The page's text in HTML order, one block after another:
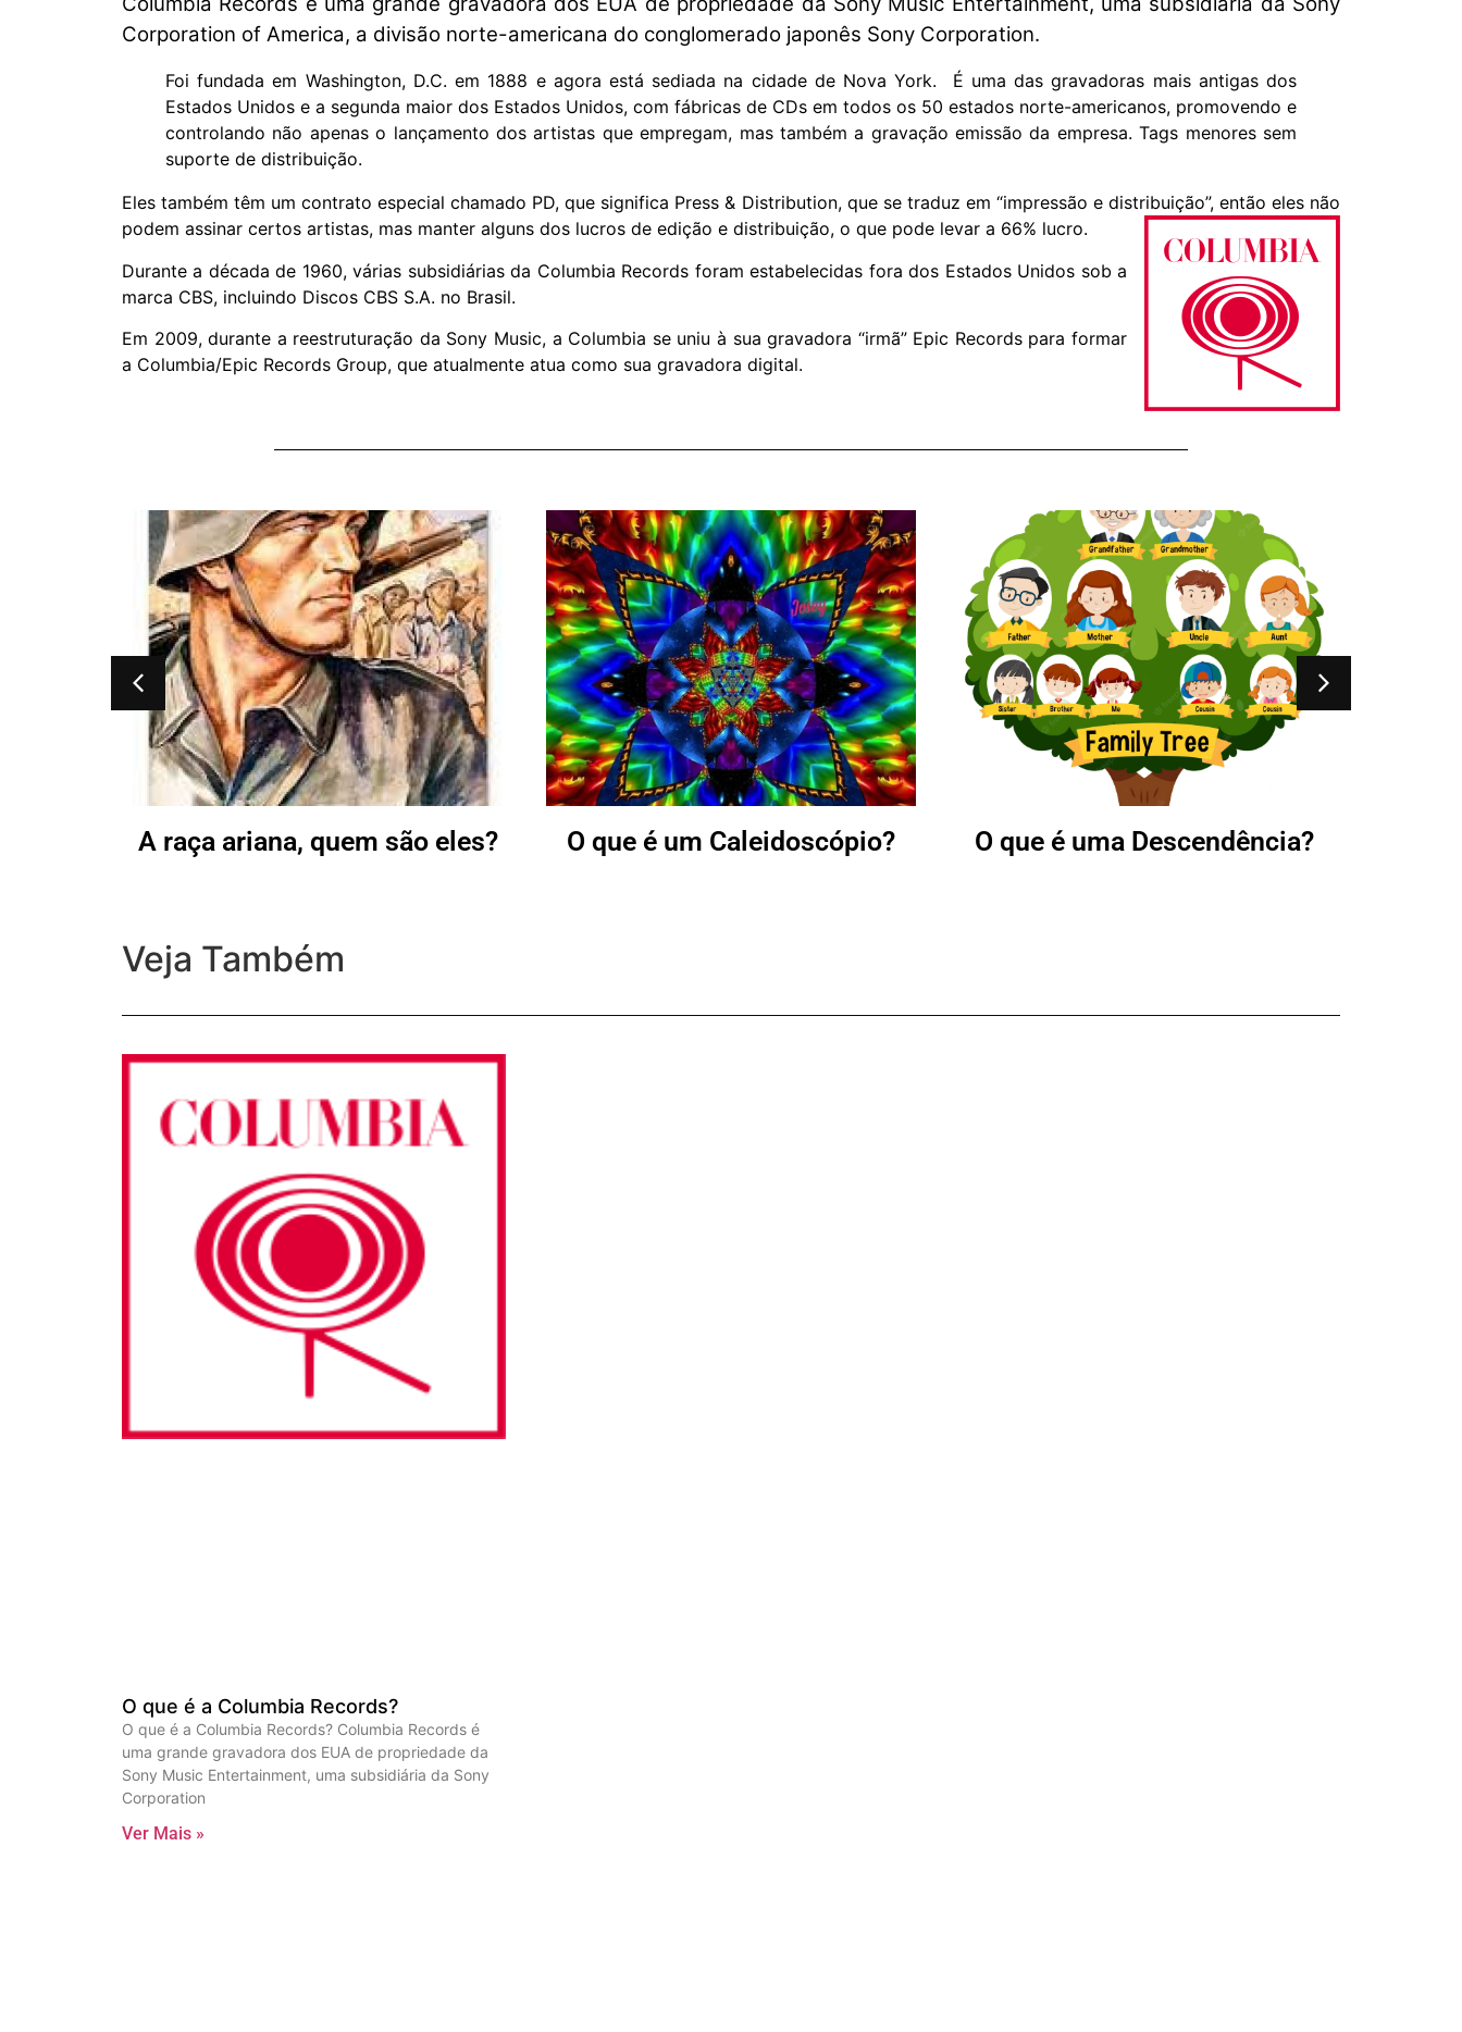
Corporation of America, a divisão norte-americana do conglomerado japonês Sony Corporation.
Foi fundada em Washington, D.C. em 1888 e agora está sediada na cidade de Nova York. É uma das gravadoras mais antigas dos
Estados Unidos e a segunda maior dos Estados Unidos, com fábricas de CDs em todos os 50 estados norte-americanos, promovendo e
controlando não apenas o lançamento dos artistas que empregam, mas também a gravação emissão da empresa. Tags menores sem
suporte de distribuição.
Eles também têm um contrato especial chamado PD, que significa Press & Distribution, que se traduz em “impressão e distribuição”, então eles não
podem assinar certos artistas, mas manter alguns dos lucros de edição e distribuição, o que pode levar a 66% lucro.
Durante a década de 1960, várias subsidiárias da Columbia Records foram estabelecidas fora dos Estados Unidos sob a
marca CBS, incluindo Discos CBS S.A. no Brasil.
Em 2009, durante a reestruturação da Sony Music, a Columbia se uniu à sua gravadora “irmã” Epic Records para formar
a Columbia/Epic Records Group, que atualmente atua como sua gravadora digital.
A raça ariana, quem são eles? O que é um Caleidoscópio? O que é uma Descendência?
Veja Também
O que é a Columbia Records?
O que é a Columbia Records? Columbia Records é
uma grande gravadora dos EUA de propriedade da
Sony Music Entertainment, uma subsidiária da Sony
Corporation
Ver Mais »